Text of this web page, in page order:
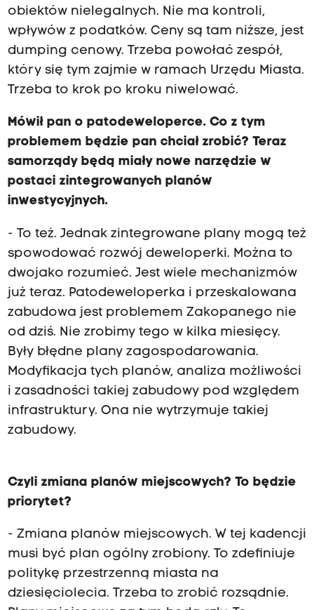
obiektów nielegalnych. Nie ma kontroli,
wpływów z podatków. Ceny są tam niższe, jest
dumping cenowy. Trzeba powołać zespół,
który się tym zajmie w ramach Urzędu Miasta.
Trzeba to krok po kroku niwelować.
Mówił pan o patodeweloperce. Co z tym
problemem będzie pan chciał zrobić? Teraz
samorządy będą miały nowe narzędzie w
postaci zintegrowanych planów
inwestycyjnych.
- To też. Jednak zintegrowane plany mogą też
spowodować rozwój deweloperki. Można to
dwojako rozumieć. Jest wiele mechanizmów
już teraz. Patodeweloperka i przeskalowana
zabudowa jest problemem Zakopanego nie
od dziś. Nie zrobimy tego w kilka miesięcy.
Były błędne plany zagospodarowania.
Modyfikacja tych planów, analiza możliwości
i zasadności takiej zabudowy pod względem
infrastruktury. Ona nie wytrzymuje takiej
zabudowy.
Czyli zmiana planów miejscowych? To będzie
priorytet?
- Zmiana planów miejscowych. W tej kadencji
musi być plan ogólny zrobiony. To zdefiniuje
politykę przestrzenną miasta na
dziesięciolecia. Trzeba to zrobić rozsądnie.